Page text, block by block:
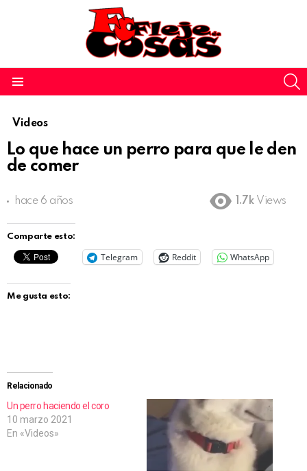
Videos
Lo que hace un perro para que le den
de comer
hace 6 años 1.7k Views
Comparte esto:
Telegram Reddit WhatsApp
Me gusta esto:
Relacionado
Un perro haciendo el coro
10 marzo 2021
En «Videos»